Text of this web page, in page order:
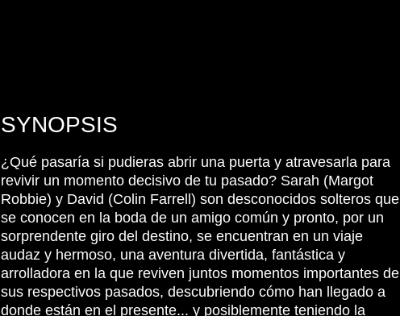
SYNOPSIS
¿Qué pasaría si pudieras abrir una puerta y atravesarla para
revivir un momento decisivo de tu pasado? Sarah (Margot
Robbie) y David (Colin Farrell) son desconocidos solteros que
se conocen en la boda de un amigo común y pronto, por un
sorprendente giro del destino, se encuentran en un viaje
audaz y hermoso, una aventura divertida, fantástica y
arrolladora en la que reviven juntos momentos importantes de
sus respectivos pasados, descubriendo cómo han llegado a
donde están en el presente... y posiblemente teniendo la